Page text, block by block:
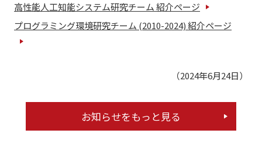
高性能人工知能システム研究チーム 紹介ページ
プログラミング環境研究チーム (2010-2024) 紹介ページ
（2024年6月24日）
お知らせをもっと見る